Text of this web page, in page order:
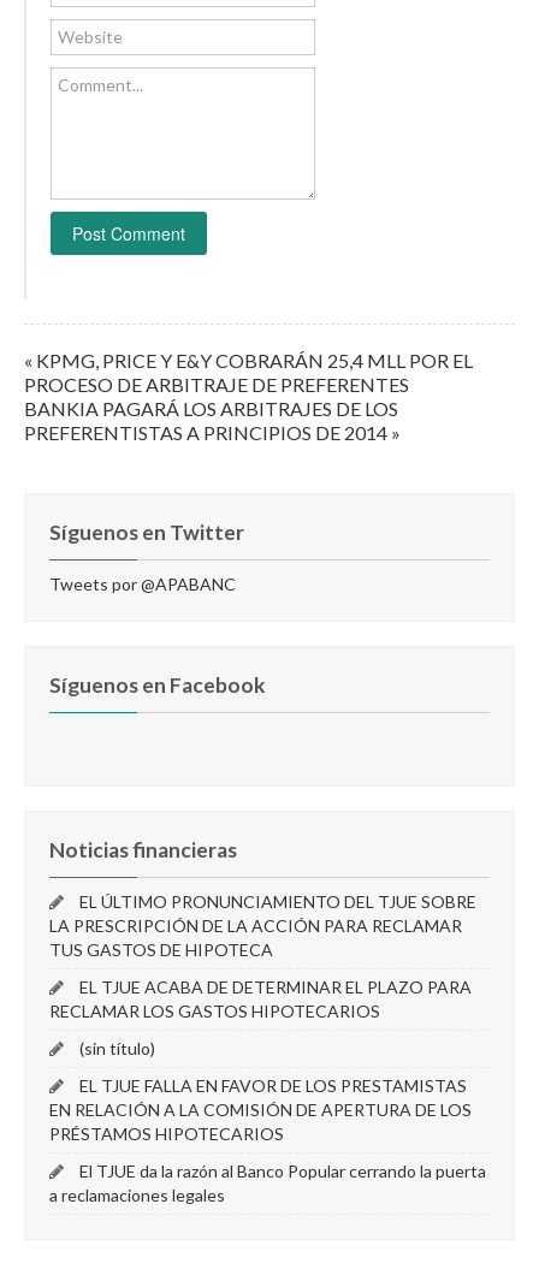
Website
Comment...
« KPMG, PRICE Y E&Y COBRARÁN 25,4 MLL POR EL
PROCESO DE ARBITRAJE DE PREFERENTES
BANKIA PAGARÁ LOS ARBITRAJES DE LOS
PREFERENTISTAS A PRINCIPIOS DE 2014 »
Síguenos en Twitter
Tweets por @APABANC
Síguenos en Facebook
Noticias financieras
EL ÚLTIMO PRONUNCIAMIENTO DEL TJUE SOBRE
LA PRESCRIPCIÓN DE LA ACCIÓN PARA RECLAMAR
TUS GASTOS DE HIPOTECA
EL TJUE ACABA DE DETERMINAR EL PLAZO PARA
RECLAMAR LOS GASTOS HIPOTECARIOS
(sin título)
EL TJUE FALLA EN FAVOR DE LOS PRESTAMISTAS
EN RELACIÓN A LA COMISIÓN DE APERTURA DE LOS
PRÉSTAMOS HIPOTECARIOS
El TJUE da la razón al Banco Popular cerrando la puerta
a reclamaciones legales